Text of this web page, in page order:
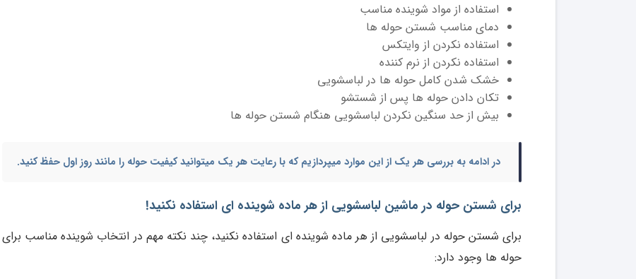
استفاده از مواد شوینده مناسب
دمای مناسب شستن حوله ها
استفاده نکردن از وایتکس
استفاده نکردن از نرم کننده
خشک شدن کامل حوله ها در لباسشویی
تکان دادن حوله ها پس از شستشو
بیش از حد سنگین نکردن لباسشویی هنگام شستن حوله ها
در ادامه به بررسی هر یک از این موارد میپردازیم که با رعایت هر یک میتوانید کیفیت حوله را مانند روز اول حفظ کنید.
برای شستن حوله در ماشین لباسشویی از هر ماده شوینده ای استفاده نکنید!
برای شستن حوله در لباسشویی از هر ماده شوینده ای استفاده نکنید، چند نکته مهم در انتخاب شوینده مناسب برای
حوله ها وجود دارد: